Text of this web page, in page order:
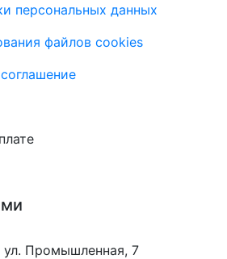
персональных данных
файлов cookies
Промышленная, 7